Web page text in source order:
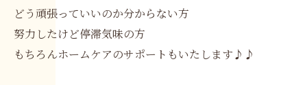
どう頑張っていいのか分からない方
努力したけど停滞気味の方
もちろんホームケアのサポートもいたします♪♪